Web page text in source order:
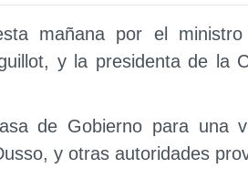
mañana por el
y la presidenta de la
de Gobierno para una
y otras autoridades